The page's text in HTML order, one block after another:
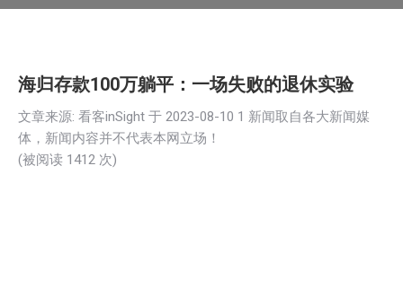
海归存款100万躺平：一场失败的退休实验
文章来源: 看客inSight 于 2023-08-10 1 新闻取自各大新闻媒
体，新闻内容并不代表本网立场！
(被阅读 1412 次)